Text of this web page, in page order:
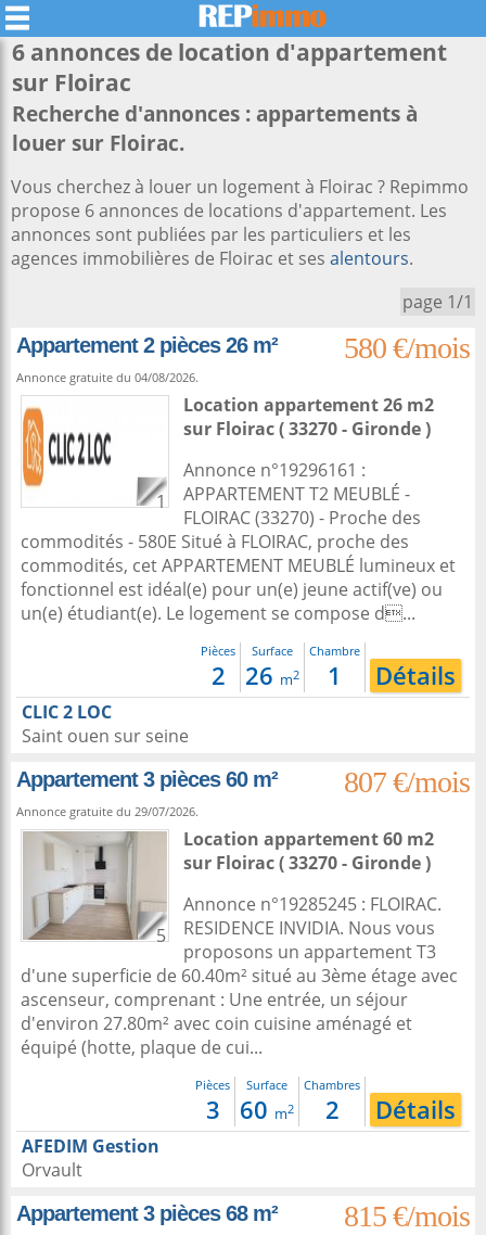
6 annonces de location d'appartement
sur Floirac
Recherche d'annonces : appartements à
louer sur Floirac.
Vous cherchez à louer un logement à Floirac ? Repimmo
propose 6 annonces de locations d'appartement. Les
annonces sont publiées par les particuliers et les
agences immobilières de Floirac et ses alentours.
page 1/1
Appartement 2 pièces 26 m²
580 €/mois
Annonce gratuite du 04/08/2026.
1
Location appartement 26 m2
sur Floirac( 33270 - Gironde )
Annonce n°19296161 :
APPARTEMENT T2 MEUBLÉ -
FLOIRAC (33270) - Proche des
commodités - 580E Situé à FLOIRAC, proche des
commodités, cet APPARTEMENT MEUBLÉ lumineux et
fonctionnel est idéal(e) pour un(e) jeune actif(ve) ou
un(e) étudiant(e). Le logement se compose d...
Pièces
2
Surface
26 m2
Chambre
1 Détails
CLIC 2 LOC
Saint ouen sur seine
Appartement 3 pièces 60 m²
807 €/mois
Annonce gratuite du 29/07/2026.
5
Location appartement 60 m2
sur Floirac( 33270 - Gironde )
Annonce n°19285245 : FLOIRAC.
RESIDENCE INVIDIA. Nous vous
proposons un appartement T3
d'une superficie de 60.40m² situé au 3ème étage avec
ascenseur, comprenant : Une entrée, un séjour
d'environ 27.80m² avec coin cuisine aménagé et
équipé (hotte, plaque de cui...
Pièces
3
Surface
60 m2
Chambres
2 Détails
AFEDIM Gestion
Orvault
Appartement 3 pièces 68 m²
815 €/mois